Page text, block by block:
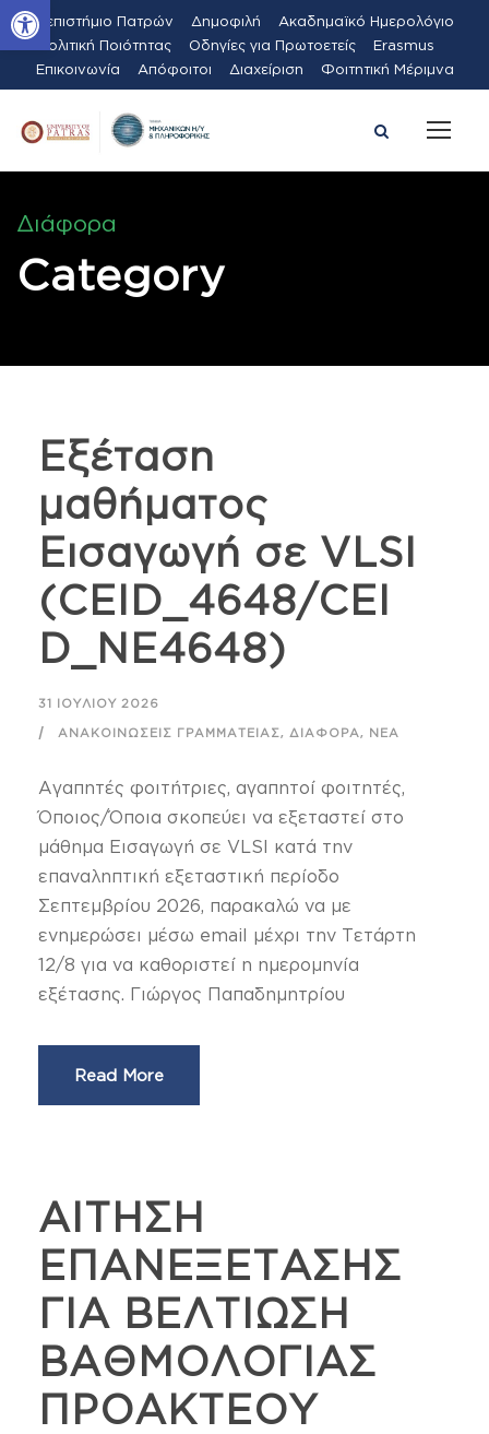
Ανοίξτε τη γραμμή εργαλείωνΠανεπιστήμιο Πατρών Δημοφιλή
Ακαδημαϊκό Ημερολόγιο
Πολιτική Ποιότητας
Οδηγίες για Πρωτοετείς
Erasmus
Επικοινωνία
Απόφοιτοι Διαχείριση Φοιτητική Μέριμνα
Διάφορα
Category
Εξέταση
μαθήματος
Εισαγωγή σε VLSI
(CEID_4648/CEI
D_NE4648)
31 ΙΟΥΛΊΟΥ 2026
ΑΝΑΚΟΙΝΏΣΕΙΣ ΓΡΑΜΜΑΤΕΊΑΣ, ΔΙΆΦΟΡΑ, ΝΈΑ
Αγαπητές φοιτήτριες, αγαπητοί φοιτητές,
Όποιος/Όποια σκοπεύει να εξεταστεί στο
μάθημα Εισαγωγή σε VLSI κατά την
επαναληπτική εξεταστική περίοδο
Σεπτεμβρίου 2026, παρακαλώ να με
ενημερώσει μέσω email μέχρι την Τετάρτη
12/8 για να καθοριστεί η ημερομηνία
εξέτασης. Γιώργος Παπαδημητρίου
Read More
ΑΙΤΗΣΗ
ΕΠΑΝΕΞΕΤΑΣΗΣ
ΓΙΑ ΒΕΛΤΙΩΣΗ
ΒΑΘΜΟΛΟΓΙΑΣ
ΠΡΟΑΚΤΕΟΥ